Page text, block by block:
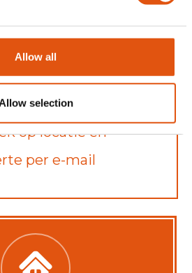
Allow all
Allow selection2
op locatie en
per e-mail